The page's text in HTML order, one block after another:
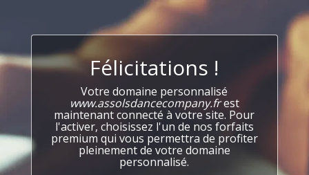
Félicitations !
Votre domaine personnalisé
www.assolsdancecompany.frest
maintenant connecté à votre site. Pour
l'activer, choisissez l'un de nos forfaits
premium qui vous permettra de profiter
pleinement de votre domaine
personnalisé.